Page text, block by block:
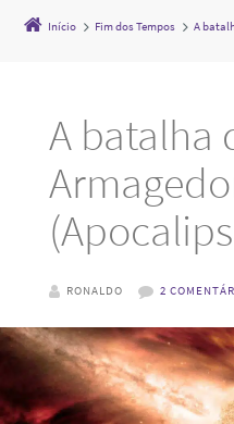
Início Fim dos Tempos A
A batalha
RONALDO 2